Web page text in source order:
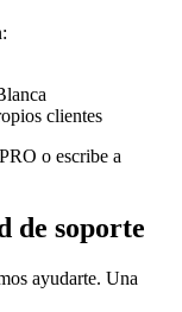
clientes
o escribe a
de soporte
ayudarte. Una